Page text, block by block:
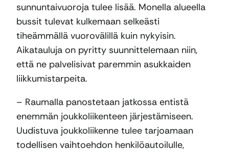
sunnuntaivuoroja tulee lisää. Monella alueella
bussit tulevat kulkemaan selkeästi
tiheämmällä vuorovälillä kuin nykyisin.
Aikatauluja on pyritty suunnittelemaan niin,
että ne palvelisivat paremmin asukkaiden
liikkumistarpeita.
– Raumalla panostetaan jatkossa entistä
enemmän joukkoliikenteen järjestämiseen.
Uudistuva joukkoliikenne tulee tarjoamaan
todellisen vaihtoehdon henkilöautoilulle,